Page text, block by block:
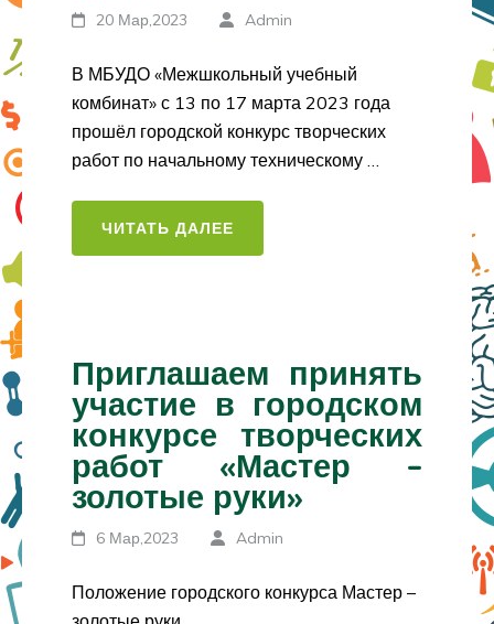
20 Мар,2023 Admin
В МБУДО «Межшкольный учебный
комбинат» с 13 по 17 марта 2023 года
прошёл городской конкурс творческих
работ по начальному техническому …
ЧИТАТЬ ДАЛЕЕ
Приглашаем принять
участие в городском
конкурсе творческих
работ «Мастер –
золотые руки»
6 Мар,2023 Admin
Положение городского конкурса Мастер –